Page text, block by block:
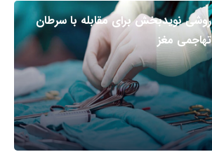
روشی نویدبخش برای مقابله با سرطان
تهاجمی مغز